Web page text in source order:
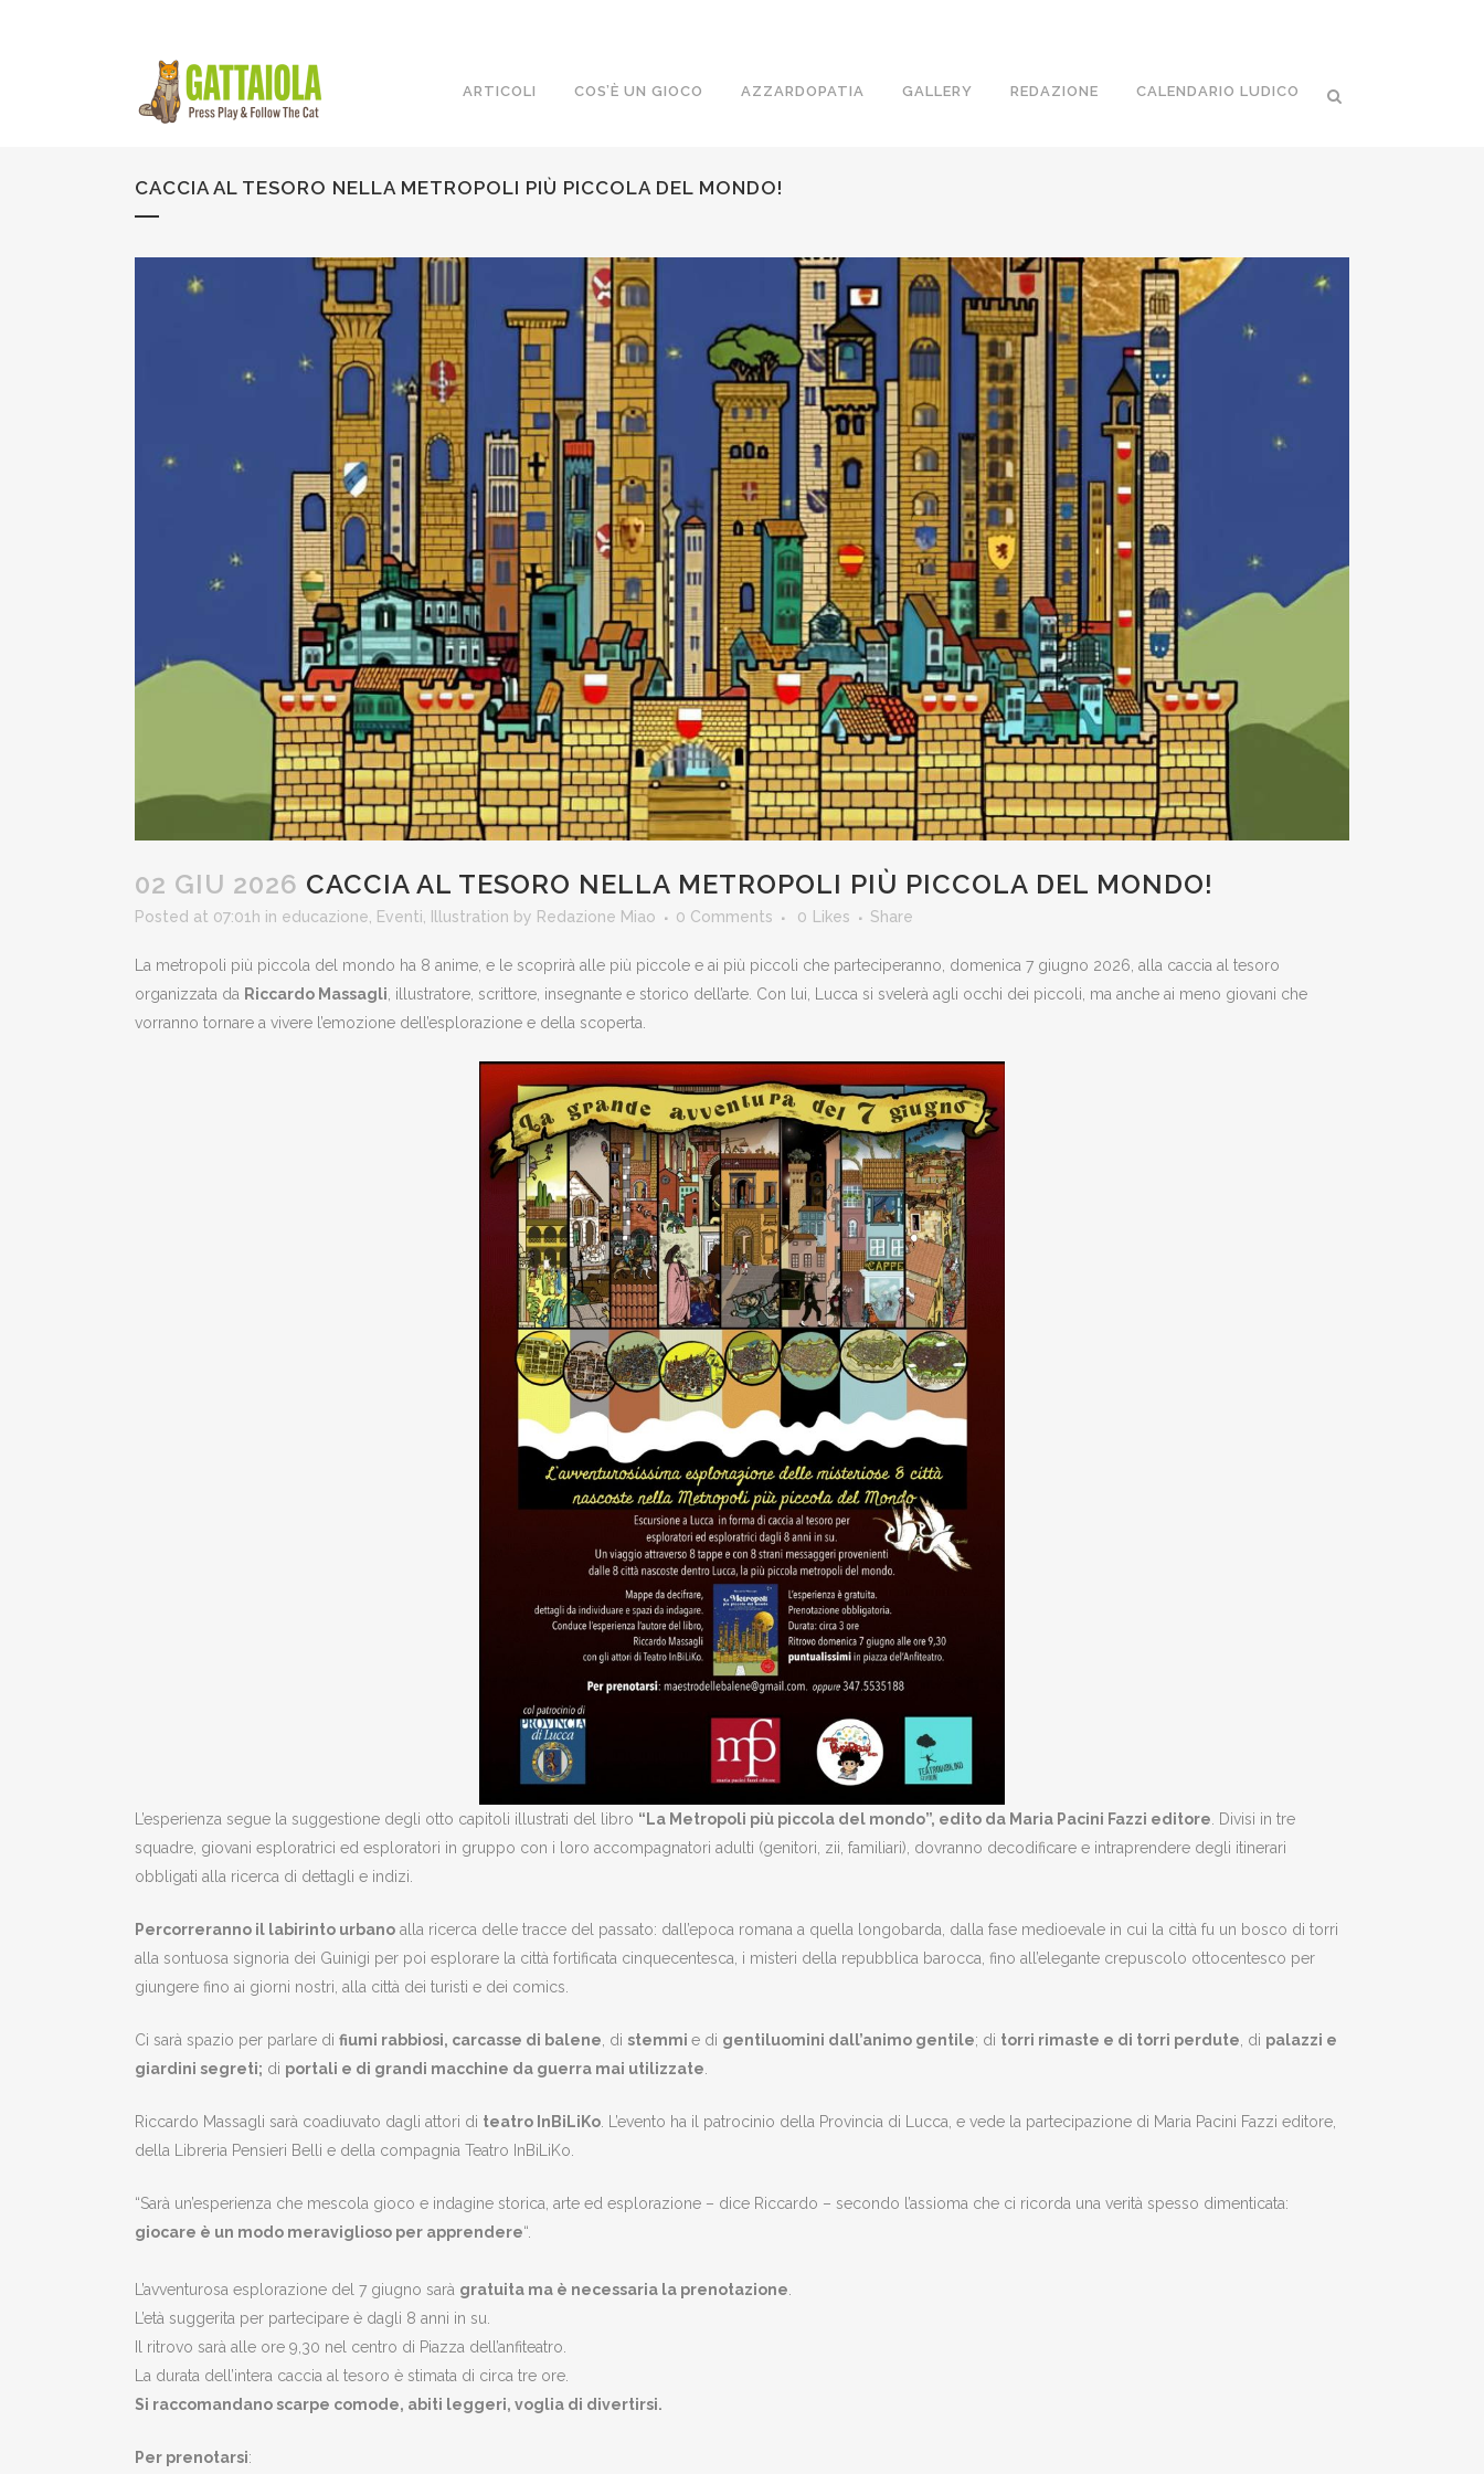
ARTICOLI COS’È UN GIOCO AZZARDOPATIA GALLERY REDAZIONE CALENDARIO LUDICO
CACCIA AL TESORO NELLA METROPOLI PIÙ PICCOLA DEL MONDO!
02 GIU 2026 CACCIA AL TESORO NELLA METROPOLI PIÙ PICCOLA DEL MONDO!
Posted at 07:01h in educazione Eventi Illustration by Redazione Miao 0 Comments 0 Likes Share
La metropoli più piccola del mondo ha 8 anime, e le scoprirà alle più piccole e ai più piccoli che parteciperanno, domenica 7 giugno 2026, alla caccia al tesoro
organizzata da Riccardo Massagli , illustratore, scrittore, insegnante e storico dell’arte. Con lui, Lucca si svelerà agli occhi dei piccoli, ma anche ai meno giovani che
vorranno tornare a vivere l’emozione dell’esplorazione e della scoperta.
L’esperienza segue la suggestione degli otto capitoli illustrati del libro “La Metropoli più piccola del mondo”, edito da Maria Pacini Fazzi editore . Divisi in tre
squadre, giovani esploratrici ed esploratori in gruppo con i loro accompagnatori adulti (genitori, zii, familiari), dovranno decodificare e intraprendere degli itinerari
obbligati alla ricerca di dettagli e indizi.
Percorreranno il labirinto urbano alla ricerca delle tracce del passato: dall’epoca romana a quella longobarda, dalla fase medioevale in cui la città fu un bosco di torri
alla sontuosa signoria dei Guinigi per poi esplorare la città fortificata cinquecentesca, i misteri della repubblica barocca, fino all’elegante crepuscolo ottocentesco per
giungere fino ai giorni nostri, alla città dei turisti e dei comics.
Ci sarà spazio per parlare di fiumi rabbiosi, carcasse di balene , di stemmi e di gentiluomini dall’animo gentile; di torri rimaste e di torri perdute , di palazzi e
giardini segreti; di portali e di grandi macchine da guerra mai utilizzate
Riccardo Massagli sarà coadiuvato dagli attori di teatro InBiLiKo . L’evento ha il patrocinio della Provincia di Lucca, e vede la partecipazione di Maria Pacini Fazzi editore,
della Libreria Pensieri Belli e della compagnia Teatro InBiLiKo.
“Sarà un’esperienza che mescola gioco e indagine storica, arte ed esplorazione – dice Riccardo – secondo l’assioma che ci ricorda una verità spesso dimenticata:
giocare è un modo meraviglioso per apprendere“.
L’avventurosa esplorazione del 7 giugno sarà gratuita ma è necessaria la prenotazione
L’età suggerita per partecipare è dagli 8 anni in su.
Il ritrovo sarà alle ore 9,30 nel centro di Piazza dell’anfiteatro.
La durata dell’intera caccia al tesoro è stimata di circa tre ore.
Si raccomandano scarpe comode, abiti leggeri, voglia di divertirsi.
Per prenotarsi: